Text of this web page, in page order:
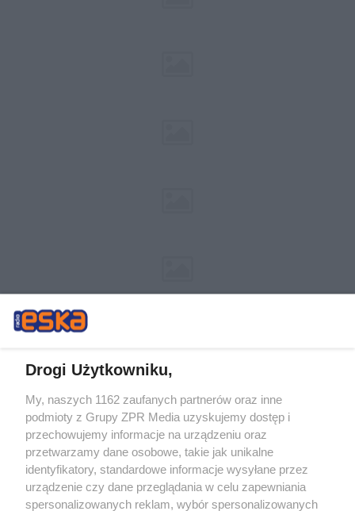
Żaden utwór zamieszczony w serwisie nie może być powielany i
rozpowszechniany lub dalej rozpowszechniany w jakikolwiek sposób (w
tym także elektroniczny lub mechaniczny) na jakimkolwiek polu
eksploatacji w jakiejkolwiek formie, włącznie z umieszczaniem w Internecie
bez pisemnej zgody właściciela praw. Jakiekolwiek użycie lub
wykorzystanie utworów w całości lub w części z naruszeniem prawa, tzn.
bez właściwej zgody, jest zabronione pod groźbą kary i może być ścigane
prawnie.
Drogi Użytkowniku,
My, naszych 1162 zaufanych partnerów oraz inne
podmioty z Grupy ZPR Media uzyskujemy dostęp i
przechowujemy informacje na urządzeniu oraz
przetwarzamy dane osobowe, takie jak unikalne
identyfikatory, standardowe informacje wysyłane przez
urządzenie czy dane przeglądania w celu zapewniania
spersonalizowanych reklam, wybór spersonalizowanych